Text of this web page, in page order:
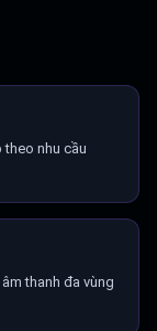
nhu cầu
thanh đa vùng